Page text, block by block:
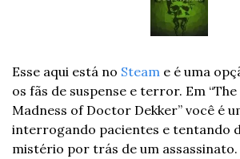
Esse aqui está no Steam e é uma
os fãs de suspense e terror. Em
Madness of Doctor Dekker” você é
interrogando pacientes e tentando
mistério por trás de um assassinato.